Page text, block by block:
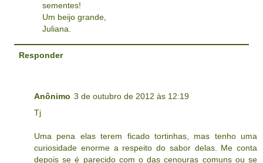
sementes!
Um beijo grande,
Juliana.
Responder
Anônimo 3 de outubro de 2012 às 12:19
Tj
Uma pena elas terem ficado tortinhas, mas tenho uma
curiosidade enorme a respeito do sabor delas. Me conta
depois se é parecido com o das cenouras comuns ou se